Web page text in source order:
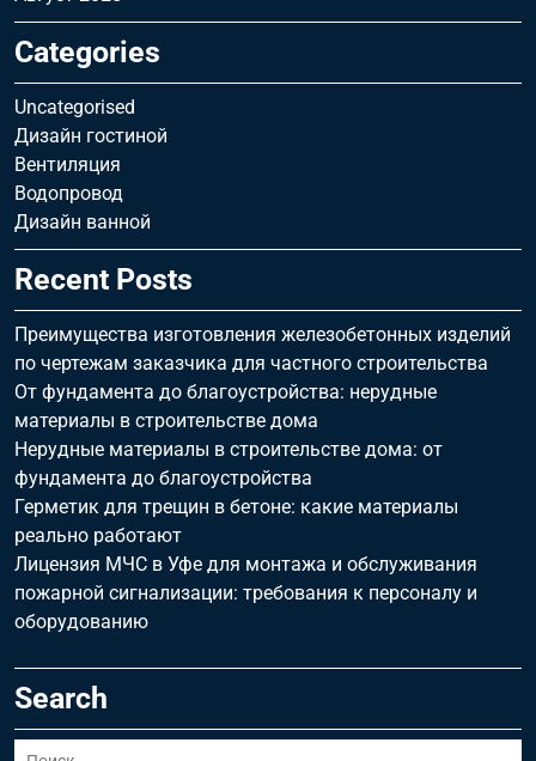
Categories
Uncategorised
Дизайн гостиной
Вентиляция
Водопровод
Дизайн ванной
Recent Posts
Преимущества изготовления железобетонных изделий
по чертежам заказчика для частного строительства
От фундамента до благоустройства: нерудные
материалы в строительстве дома
Нерудные материалы в строительстве дома: от
фундамента до благоустройства
Герметик для трещин в бетоне: какие материалы
реально работают
Лицензия МЧС в Уфе для монтажа и обслуживания
пожарной сигнализации: требования к персоналу и
оборудованию
Search